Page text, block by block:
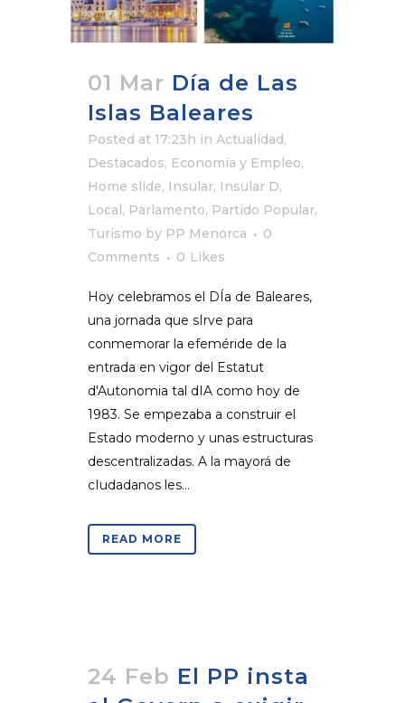
01 Mar Día de Las
Islas Baleares
Posted at 17:23h in Actualidad,
Destacados, Economía y Empleo,
Home slide, Insular, Insular D,
Local, Parlamento, Partido Popular,
Turismo by PP Menorca
0
Comments
0 Likes
Hoy celebramos el DÍa de Baleares,
una jornada que sIrve para
conmemorar la efeméride de la
entrada en vigor del Estatut
d'Autonomia tal dIA como hoy de
1983. Se empezaba a construir el
Estado moderno y unas estructuras
descentralizadas. A la mayorá de
cIudadanos les...
READ MORE
24 Feb El PP insta